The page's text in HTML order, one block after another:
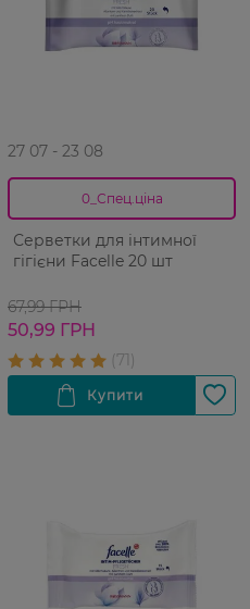
27 07 - 23 08
0_Спец.ціна
Серветки для інтимної
гігієни Facelle 20 шт
67,99 ГРН
50,99 ГРН